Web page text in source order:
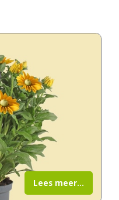
Lees meer...